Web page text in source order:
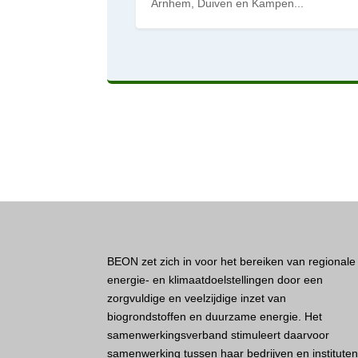
Arnhem, Duiven en Kampen...
BEON zet zich in voor het bereiken van regionale
energie- en klimaatdoelstellingen door een
zorgvuldige en veelzijdige inzet van
biogrondstoffen en duurzame energie. Het
samenwerkingsverband stimuleert daarvoor
samenwerking tussen haar bedrijven en instituten